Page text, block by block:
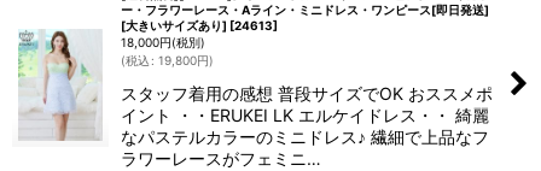
ー・フラワーレース・Aライン・ミニドレス・ワンピース[即日発送]
[大きいサイズあり] [24613]
18,000円(税別)
(税込: 19,800円)
スタッフ着用の感想 普段サイズでOK おススメポ
イント ・・ERUKEI LK エルケイドレス・・ 綺麗
なパステルカラーのミニドレス♪ 繊細で上品なフ
ラワーレースがフェミニ…